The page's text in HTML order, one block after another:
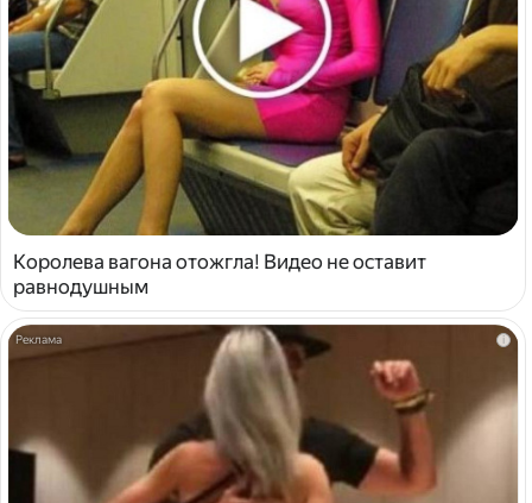
Королева вагона отожгла! Видео не оставит
равнодушным
i